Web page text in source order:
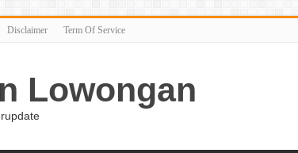
Disclaimer Term Of Service
Lowongan